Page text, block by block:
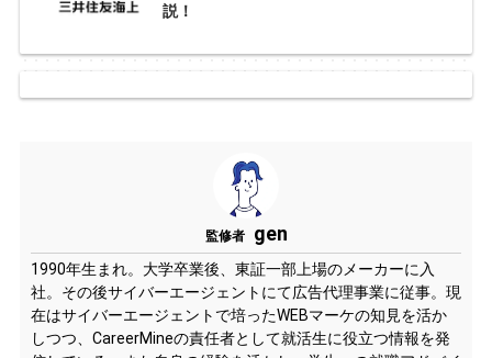
説！
監修者 gen
1990年生まれ。大学卒業後、東証一部上場のメーカーに入
社。その後サイバーエージェントにて広告代理事業に従事。現
在はサイバーエージェントで培ったWEBマーケの知見を活か
しつつ、CareerMineの責任者として就活生に役立つ情報を発